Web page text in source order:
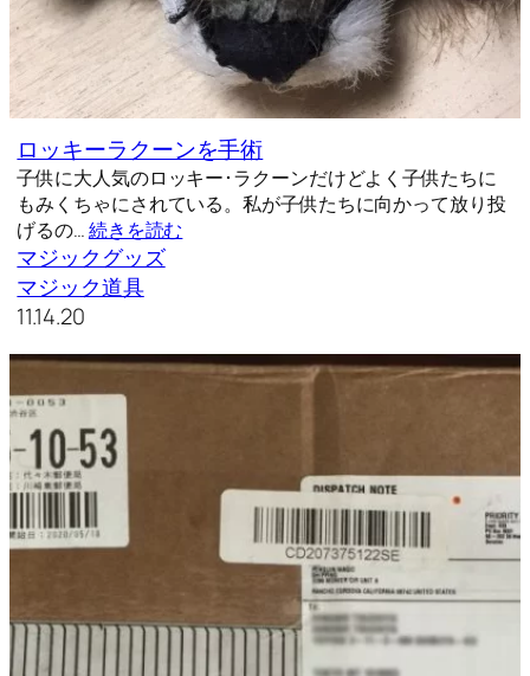
ロッキーラクーンを手術
子供に大人気のロッキー･ラクーンだけどよく子供たちに
もみくちゃにされている。私が子供たちに向かって放り投
げるの…続きを読む
マジックグッズ
マジック道具
11.14.20